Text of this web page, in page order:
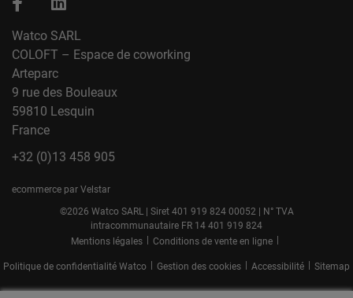
Watco SARL
COLOFT – Espace de coworking
Arteparc
9 rue des Bouleaux
59810 Lesquin
France
+32 (0)13 458 905
ecommerce par Velstar
©2026 Watco SARL | Siret 401 919 824 00052 | N° TVA
intracommunautaire FR 14 401 919 824
Mentions légales | Conditions de vente en ligne |
Politique de confidentialité Watco | Gestion des cookies | Accessibilité | Sitemap